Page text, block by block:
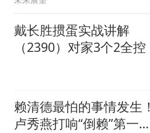
戴长胜掼蛋实战讲解
（2390）对家3个2全控
赖清德最怕的事情发生！
卢秀燕打响“倒赖”第一